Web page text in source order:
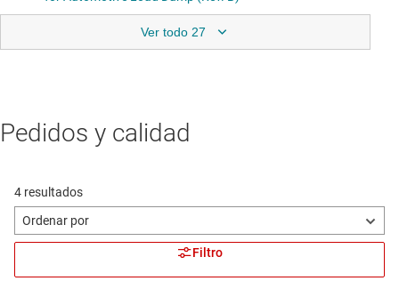
Ver todo 27
Pedidos y calidad